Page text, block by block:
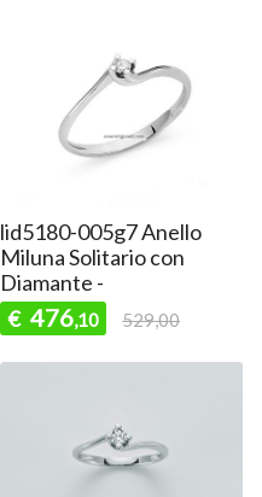
lid5180-005g7 Anello
Miluna Solitario con
Diamante -
€ 476,10 529,00